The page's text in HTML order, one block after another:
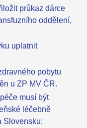
průkaz dárce
oddělení,
uplatnit
pobytu
u ZP MV ČR.
musí být
léčebně
Slovensku;